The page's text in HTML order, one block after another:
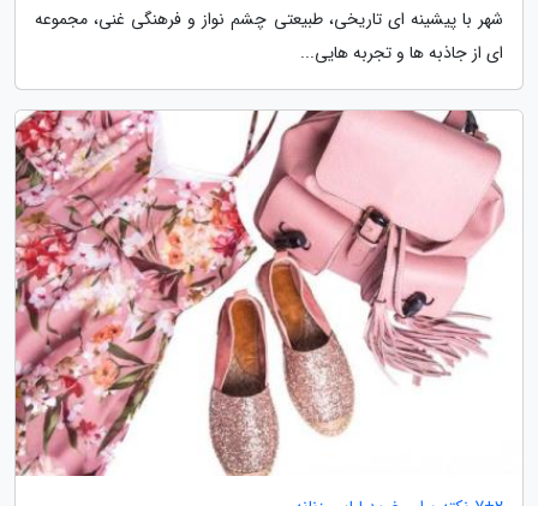
شهر با پیشینه ای تاریخی، طبیعتی چشم نواز و فرهنگی غنی، مجموعه
ای از جاذبه ها و تجربه هایی...